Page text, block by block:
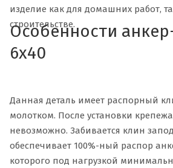
изделие как для домашних работ,
строительстве.
Особенности
6х40
Данная деталь имеет распорный
молотком. После установки крепежа
невозможно. Забивается клин
обеспечивает 100%-ный распор
которого под нагрузкой